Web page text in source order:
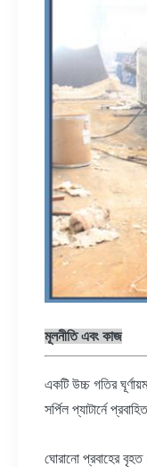
মূলনীতি এবং কাজ
একটি উচ্চ গতির
সর্পিল প্যাটার্নে
ঘোরানো প্রবাহের